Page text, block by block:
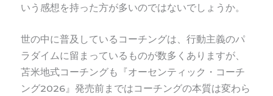
いう感想を持った方が多いのではないでしょうか。
世の中に普及しているコーチングは、行動主義のパ
ラダイムに留まっているものが数多くありますが、
苫米地式コーチングも『オーセンティック・コーチ
ング2026』発売前まではコーチングの本質は変わら